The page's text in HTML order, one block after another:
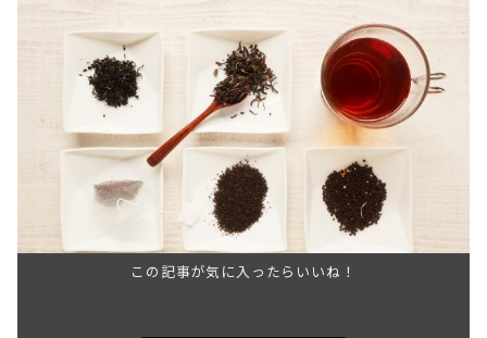
この記事が気に入ったらいいね！